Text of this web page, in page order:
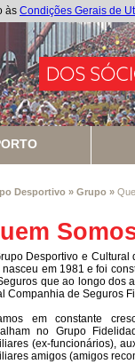
às Condições Gerais de
Desportivo » Grupo »
Desportivo e
nasceu em 1981 e foi
que ao longo dos
Companhia de Seguros
em constante
no Grupo
(ex-funcionários),
amigos (amigos